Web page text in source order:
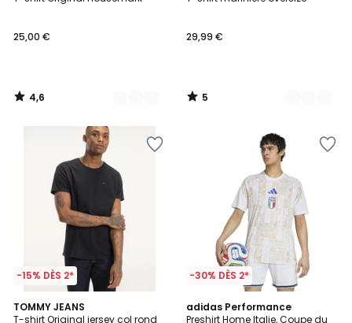
25,00 €
4,6
/
29,99 €
5
/
-15% DÈS 2*
TOMMY JEANS
T-shirt Original jersey col rond
4,6
/ 5
6
-30% DÈS 2*
adidas Performance
Preshirt Home Italie, Coupe du
4,7
/ 5